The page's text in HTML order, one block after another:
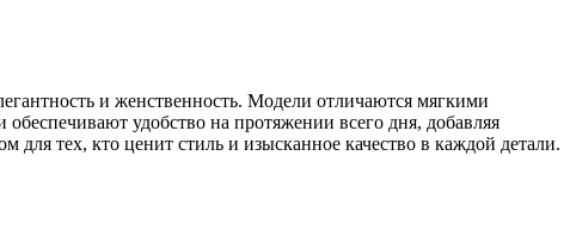
и женственность. Модели отличаются мягкими
удобство на протяжении всего дня, добавляя
тех, кто ценит стиль и изысканное качество в каждой детали.